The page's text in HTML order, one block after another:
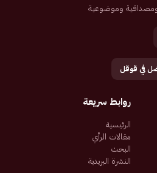
ومصداقية وموضوعية
في قوقل
روابط سريعة
الرئيسية
مقالات الرأي
البحث
النشرة البريدية